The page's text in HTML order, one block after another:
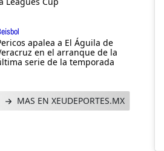
apalea a El Águila de
en el arranque de la
serie de la temporada
MAS EN XEUDEPORTES.MX